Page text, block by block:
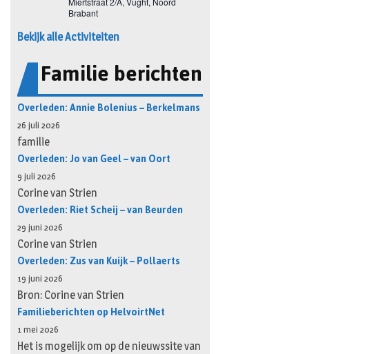
Bekijk alle Activiteiten
Familie berichten
Overleden: Annie Bolenius – Berkelmans
26 juli 2026
familie
Overleden: Jo van Geel – van Oort
9 juli 2026
Corine van Strien
Overleden: Riet Scheij – van Beurden
29 juni 2026
Corine van Strien
Overleden: Zus van Kuijk – Pollaerts
19 juni 2026
Bron: Corine van Strien
Familieberichten op HelvoirtNet
1 mei 2026
Het is mogelijk om op de nieuwssite van